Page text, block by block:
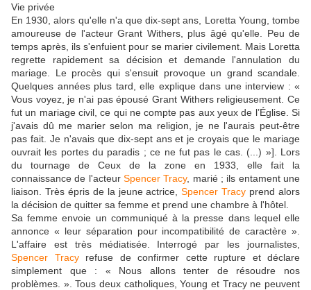
Vie privée
En 1930, alors qu'elle n'a que dix-sept ans, Loretta Young, tombe
amoureuse de l'acteur Grant Withers, plus âgé qu'elle. Peu de
temps après, ils s'enfuient pour se marier civilement. Mais Loretta
regrette rapidement sa décision et demande l'annulation du
mariage. Le procès qui s'ensuit provoque un grand scandale.
Quelques années plus tard, elle explique dans une interview : «
Vous voyez, je n'ai pas épousé Grant Withers religieusement. Ce
fut un mariage civil, ce qui ne compte pas aux yeux de l’Église. Si
j'avais dû me marier selon ma religion, je ne l'aurais peut-être
pas fait. Je n'avais que dix-sept ans et je croyais que le mariage
ouvrait les portes du paradis ; ce ne fut pas le cas. (...) »]. Lors
du tournage de Ceux de la zone en 1933, elle fait la
connaissance de l'acteur Spencer Tracy, marié ; ils entament une
liaison. Très épris de la jeune actrice,Spencer Tracy prend alors
la décision de quitter sa femme et prend une chambre à l'hôtel.
Sa femme envoie un communiqué à la presse dans lequel elle
annonce « leur séparation pour incompatibilité de caractère ».
L'affaire est très médiatisée. Interrogé par les journalistes,
Spencer Tracyrefuse de confirmer cette rupture et déclare
simplement que : « Nous allons tenter de résoudre nos
problèmes. ». Tous deux catholiques, Young et Tracy ne peuvent